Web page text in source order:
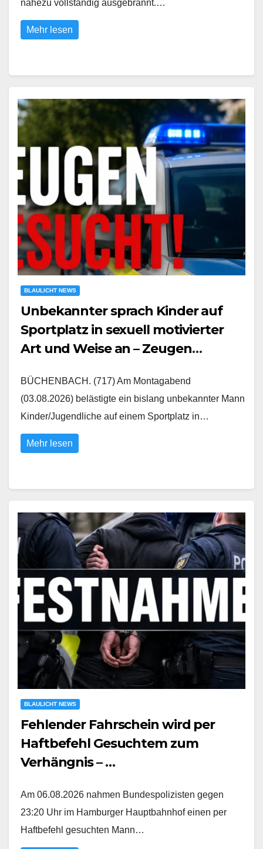
nahezu vollständig ausgebrannt.…
Mehr lesen
BLAULICHT NEWS
Unbekannter sprach Kinder auf
Sportplatz in sexuell motivierter
Art und Weise an – Zeugen
BÜCHENBACH. (717) Am Montagabend
(03.08.2026) belästigte ein bislang unbekannter Mann
Kinder/Jugendliche auf einem Sportplatz in…
Mehr lesen
BLAULICHT NEWS
Fehlender Fahrschein wird per
Haftbefehl Gesuchtem zum
Verhängnis – …
Am 06.08.2026 nahmen Bundespolizisten gegen
23:20 Uhr im Hamburger Hauptbahnhof einen per
Haftbefehl gesuchten Mann…